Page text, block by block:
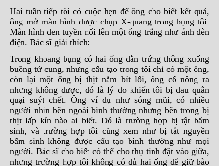
Hai tuần tiếp tôi có cuộc hẹn để ông cho biết kết quả,
ông mở màn hình được chụp X-quang trong bụng tôi.
Màn hình đen tuyền nổi lên một ống trắng như ánh đèn
điện. Bác sĩ giải thích:
Trong khoang bụng có hai ống dẫn trứng thông xuống
buồng tử cung, nhưng cấu tạo trong tôi chỉ có một ống,
còn lại một ống bị thịt nằm bít lối, ông cố nông ra
nhưng không được, đó là lý do khiến tôi bị đau quằn
quại suýt chết. Ông ví dụ như sóng mũi, có nhiều
người nhìn bên ngoài bình thường nhưng bên trong bị
thịt lấp kín nào ai biết. Đó là trường hợp bị tật bẩm
sinh, và trường hợp tôi cũng xem như bị tật nguyền
bẩm sinh không được cấu tạo bình thường như mọi
người. Bác sĩ cho biết có thể cho thụ tinh đặt vào giữa,
nhưng trường hợp tôi không có đủ hai ống để giữ bào